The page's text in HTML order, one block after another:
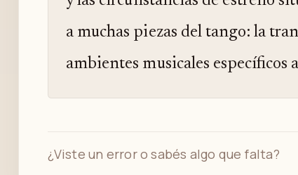
a muchas piezas del tango: la
ambientes musicales específicos
¿Viste un error o sabés algo que falta?